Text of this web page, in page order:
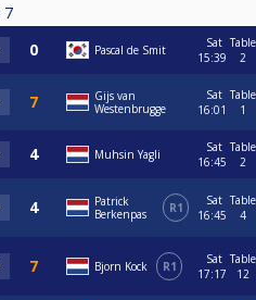
7
Pascal de Smit
Sat
15:39
Table
2
Gijs van
Westenbrugge
Sat
16:01
Table
1
Muhsin Yagli
Sat
16:45
Table
2
Patrick
Berkenpas
R1
Sat
16:45
Table
4
Bjorn Kock R1
Sat
17:17
Table
12